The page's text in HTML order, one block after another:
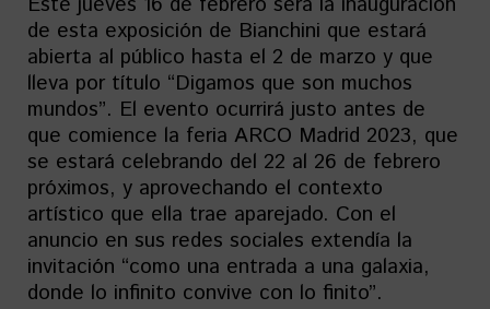
de esta exposición de Bianchini que estará
abierta al público hasta el 2 de marzo y que
lleva por título “Digamos que son muchos
mundos”. El evento ocurrirá justo antes de
que comience la feria ARCO Madrid 2023, que
se estará celebrando del 22 al 26 de febrero
próximos, y aprovechando el contexto
artístico que ella trae aparejado. Con el
anuncio en sus redes sociales extendía la
invitación “como una entrada a una galaxia,
donde lo infinito convive con lo finito”.